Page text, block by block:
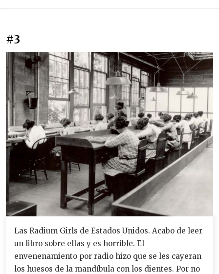
#3
Las Radium Girls de Estados Unidos. Acabo de leer
un libro sobre ellas y es horrible. El
envenenamiento por radio hizo que se les cayeran
los huesos de la mandíbula con los dientes. Por no